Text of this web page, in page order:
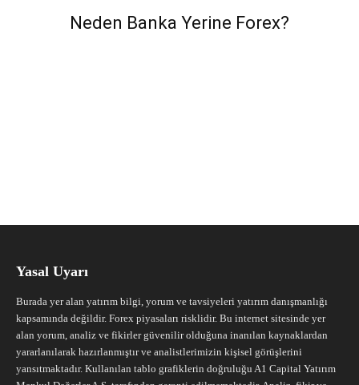
Neden Banka Yerine Forex?
Yasal Uyarı
Burada yer alan yatırım bilgi, yorum ve tavsiyeleri yatırım danışmanlığı
kapsamında değildir. Forex piyasaları risklidir. Bu internet sitesinde yer
alan yorum, analiz ve fikirler güvenilir olduğuna inanılan kaynaklardan
yararlanılarak hazırlanmıştır ve analistlerimizin kişisel görüşlerini
yansıtmaktadır. Kullanılan tablo grafiklerin doğruluğu A1 Capital Yatırım